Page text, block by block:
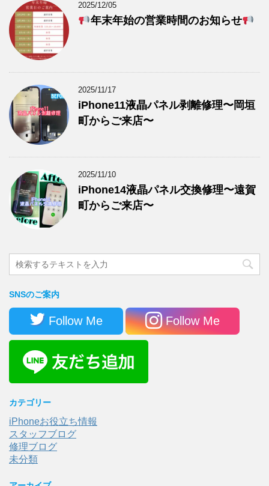
2025/12/05
年末年始の営業時間のお知らせ
2025/11/17
iPhone11液晶パネル剥離修理〜岡垣
町からご来店〜
2025/11/10
iPhone14液晶パネル交換修理〜遠賀
町からご来店〜
SNSのご案内
Follow Me Follow Me
カテゴリー
iPhoneお役立ち情報
スタッフブログ
修理ブログ
未分類